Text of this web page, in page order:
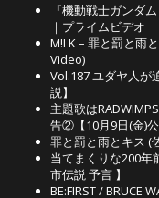
『機動戦士ガンダ
｜プライムビデオ
M!LK – 罪と罰と雨
Video)
Vol.187 ユダヤ人が
説】
主題歌は
告②【10月9日(金)公
罪と罰と雨とキス (
当てまくりな200
市伝説 予言 】
BE:FIRST / BRUCE